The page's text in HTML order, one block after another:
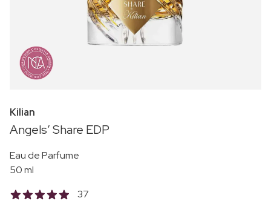
Kilian
Angels’ Share EDP
Eau de Parfume
50 ml
37